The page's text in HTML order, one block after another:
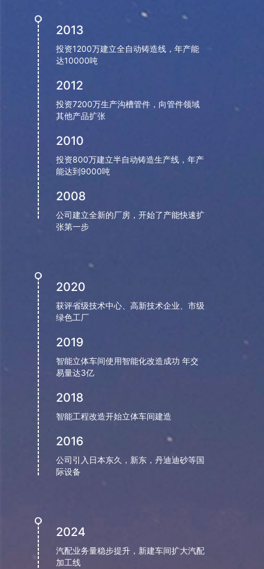
将传统“制造”带向新型“智造”。对外，与智能化专业
企业互相探讨学习；对内，加强对员工的培训，使
公司每一名员工对智能制造有清晰化认识，并逐渐
深入，不留余地将其功能全面开发，从而引导并推
动当地地区铸造行业全面向智能化转型。公司还持
续着力建设资源节约型和环境友好型企业，始终坚
持环境、职业健康安全方针：节能环保、健康安
全。遵规守纪，预防为先。全员参与，持续改进；
回馈社会实现地企共赢，持续推进企业发展，为社
会创造更多就业机会，加大对社会公益事业的支持
力度。
2023年，公司明确了3-5年战略发展规划，采用帮
扶下游、整合上游、并购中游的方针，对于原材料
供应商、房地产开发商、消防安装公司、同行业公
研发、专利研发等每年10项以上。完善公司八大体
系（战略系统、产品系统/生产系统、营销系统、供
应链系统、技术/质量系统、财务系统、文化系统、
人才系统）建设，BIM建筑信息模型技术、传感器管
道智能化管道技术深挖，培养一批能征善战的卡耐
夫军队，冲刺行业前三。
我们承诺：因为专业，所以我们卓越；因为卓越，
所以我们值得信赖；因为信赖，所以我们会做的更
好！
2013
投资1200万建立全自动铸造线，年产能
达10000吨
2012
投资7200万生产沟槽管件，向管件领域
其他产品扩张
2010
投资800万建立半自动铸造生产线，年产
能达到9000吨
2008
公司建立全新的厂房，开始了产能快速扩
张第一步
2020
获评省级技术中心、高新技术企业、市级
绿色工厂
2019
智能立体车间使用智能化改造成功 年交
易量达3亿
2018
智能工程改造开始立体车间建造
2016
公司引入日本东久，新东，丹迪迪砂等国
际设备
2024
汽配业务量稳步提升，新建车间扩大汽配
加工线